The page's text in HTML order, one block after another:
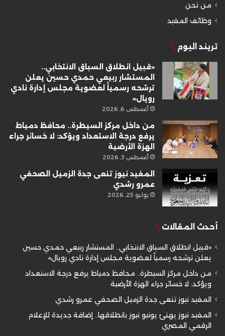
من نحن
وظائف المفيد
تريند اليوم
«قبيل انطلاق السباق الانتخابي..
المستشار ربيعي حمدي حسين يعلن
ترشحه رسمياً لعضوية مجلس إدارة نادي
رويال»
أغسطس 6, 2026
من داخل مركز السيطرة.. محافظ دمياط
يرفع درجة الاستعداد ويؤكد: لا خسائر جراء
الهزة الأرضية
أغسطس 3, 2026
المفيد نيوز تنعى جدة الزميل الصحفي
عمرو رشدي
يوليو 25, 2026
أحدث المقالات
«قبيل انطلاق السباق الانتخابي.. المستشار ربيعي حمدي حسين
يعلن ترشحه رسمياً لعضوية مجلس إدارة نادي رويال»
من داخل مركز السيطرة.. محافظ دمياط يرفع درجة الاستعداد
ويؤكد: لا خسائر جراء الهزة الأرضية
المفيد نيوز تنعى جدة الزميل الصحفي عمرو رشدي
المفيد نيوز يهنئ يونيو نيوز بانطلاقها.. إضافة جديدة للإعلام
الرقمي المصري